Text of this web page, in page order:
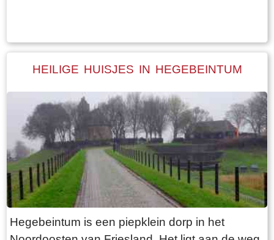
aub”. Het is de moeite waard om het park eens
heeft. Grote brokken zandsteen liggen her en
der verspreid door het park alsof er een enorme
explosie heeft plaatsgevonden. Niets is minder
waar. De laatste bewoner van Jongemastate
was Burgemeester van Slooten. Hij was
burgemeester van de gemeente
Rauwerderhem. Het voormalige gemeentehuis
staat een eindje verderop. Het is moeilijk voor te
stellen maar toen hij verhuisde heeft hij de state
HEILIGE HUISJES IN HEGEBEINTUM
Hegebeintum is een piepklein dorp in het